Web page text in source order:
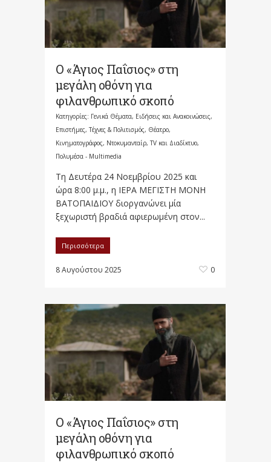
Ο «Άγιος Παΐσιος» στη
μεγάλη οθόνη για
φιλανθρωπικό σκοπό
Κατηγορίες: Γενικά Θέματα, Ειδήσεις και Ανακοινώσεις,
Επιστήμες, Τέχνες & Πολιτισμός, Θέατρο,
Κινηματογράφος, Ντοκυμανταίρ, TV και Διαδίκτυο,
Πολυμέσα - Multimedia
Τη Δευτέρα 24 Νοεμβρίου 2025 και
ώρα 8:00 μ.μ., η ΙΕΡΑ ΜΕΓΙΣΤΗ ΜΟΝΗ
ΒΑΤΟΠΑΙΔΙΟΥ διοργανώνει μία
ξεχωριστή βραδιά αφιερωμένη στον...
Περισσότερα
8 Αυγούστου 2025 0
Ο «Άγιος Παΐσιος» στη
μεγάλη οθόνη για
φιλανθρωπικό σκοπό